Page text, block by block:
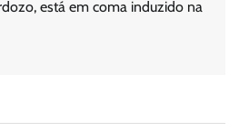
está em coma induzido na